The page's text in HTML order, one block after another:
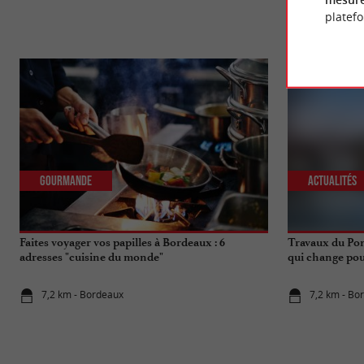
Faites voyager vos papilles à Bordeaux : 6
adresses "cuisine du monde"
7,2 km - Bordeaux
Gourmande
Travaux du
qui change
7,2 km -
Actualités